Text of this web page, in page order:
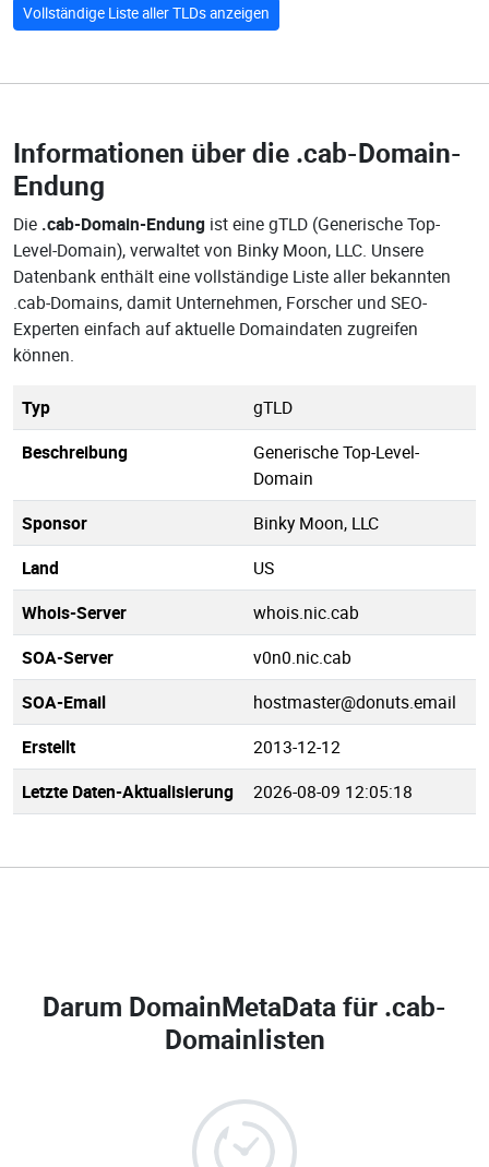
Vollständige Liste aller TLDs anzeigen
Informationen über die .cab-Domain-
Endung
Die .cab-Domain-Endung ist eine gTLD (Generische Top-
Level-Domain), verwaltet von Binky Moon, LLC. Unsere
Datenbank enthält eine vollständige Liste aller bekannten
.cab-Domains, damit Unternehmen, Forscher und SEO-
Experten einfach auf aktuelle Domaindaten zugreifen
können.
Typ
gTLD
Beschreibung
Generische Top-Level-
Domain
Sponsor
Binky Moon, LLC
Land
US
Whois-Server
whois.nic.cab
SOA-Server
v0n0.nic.cab
SOA-Email
hostmaster@donuts.email
Erstellt
2013-12-12
Letzte Daten-Aktualisierung
2026-08-09 12:05:18
Darum DomainMetaData für .cab-
Domainlisten